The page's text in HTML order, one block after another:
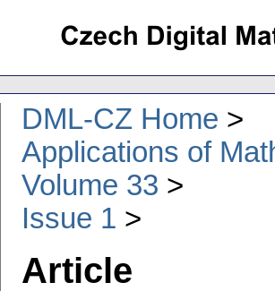
DML-CZ Home
Applications of
Volume 33
Issue 1
Article